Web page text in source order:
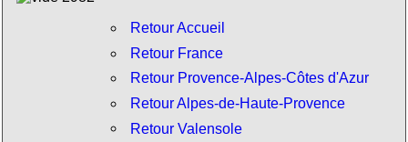
Retour Accueil
Retour France
Retour Provence-Alpes-Côtes d'Azur
Retour Alpes-de-Haute-Provence
Retour Valensole